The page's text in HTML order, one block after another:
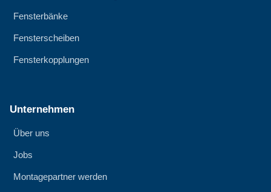
Fensterbänke
Fensterscheiben
Fensterkopplungen
Unternehmen
Über uns
Jobs
Montagepartner werden